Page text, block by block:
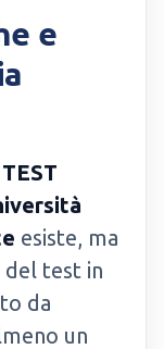
e
TEST
esiste, ma
del test in
da
un